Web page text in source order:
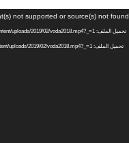
not supported or source(s) not found
تحميل الملف: https://7areer.com/wp-content/uploads/2019/02/voda2018.mp4?_=1
تحميل الملف: http://7areer.com/wp-content/uploads/2019/02/voda2018.mp4?_=1